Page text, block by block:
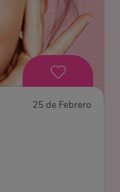
25 de Febrero